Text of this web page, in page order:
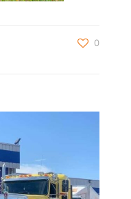
0